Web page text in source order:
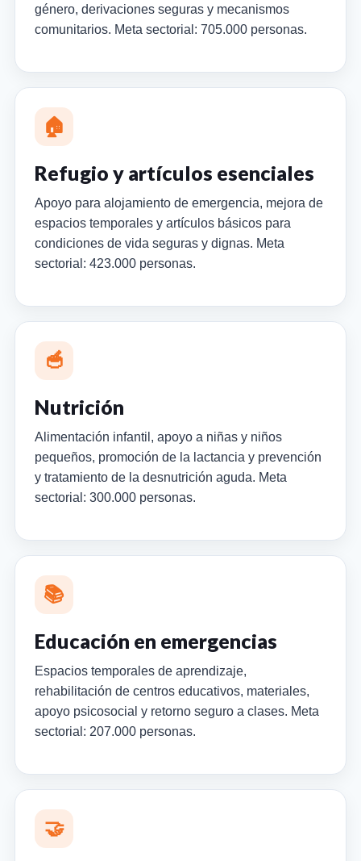
género, derivaciones seguras y mecanismos
comunitarios. Meta sectorial: 705.000 personas.
🏠
Refugio y artículos esenciales
Apoyo para alojamiento de emergencia, mejora de
espacios temporales y artículos básicos para
condiciones de vida seguras y dignas. Meta
sectorial: 423.000 personas.
🥣
Nutrición
Alimentación infantil, apoyo a niñas y niños
pequeños, promoción de la lactancia y prevención
y tratamiento de la desnutrición aguda. Meta
sectorial: 300.000 personas.
📚
Educación en emergencias
Espacios temporales de aprendizaje,
rehabilitación de centros educativos, materiales,
apoyo psicosocial y retorno seguro a clases. Meta
sectorial: 207.000 personas.
🤝